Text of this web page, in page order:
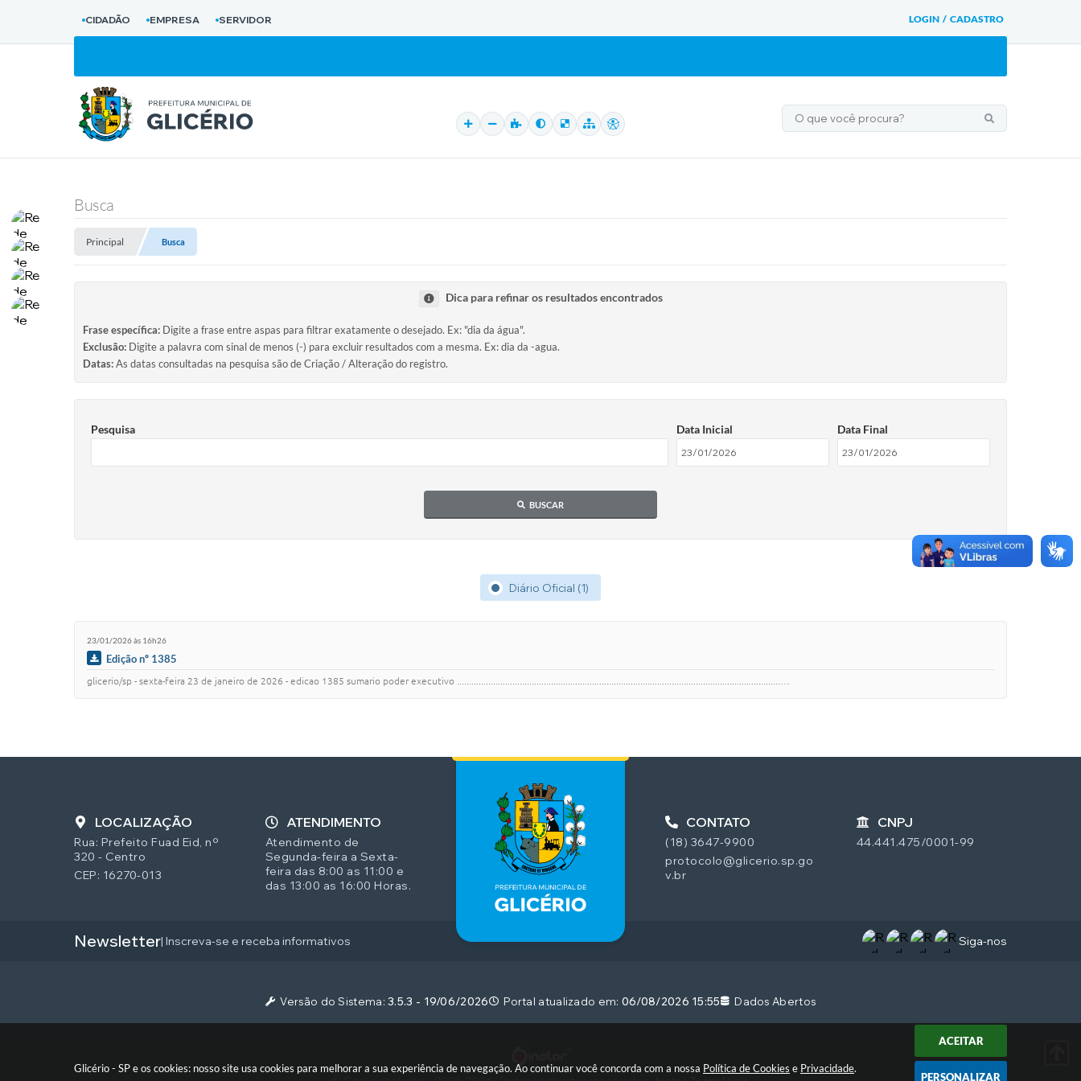
Glicério - SP e os cookies: nosso site usa cookies para melhorar a sua experiência de navegação. Ao continuar você concorda com a nossa Política de Cookies e Privacidade.
ACEITAR
PERSONALIZAR
LOGIN / CADASTRO
CIDADÃO EMPRESA SERVIDOR
Busca
Principal Busca
Dica para refinar os resultados encontrados
Frase específica: Digite a frase entre aspas para filtrar exatamente o desejado. Ex: "dia da água".
Exclusão: Digite a palavra com sinal de menos (-) para excluir resultados com a mesma. Ex: dia da -agua.
Datas:As datas consultadas na pesquisa são de Criação / Alteração do registro.
Pesquisa Data Inicial Data Final
BUSCAR
Diário Oficial (1)
23/01/2026 às 16h26
Edição nº 1385
glicerio/sp - sexta-feira 23 de janeiro de 2026 - edicao 1385 sumario poder executivo ......................................................................................................................................…
Siga-nos
LOCALIZAÇÃO
Rua: Prefeito Fuad Eid, nº
320 - Centro
CEP: 16270-013
CONTATO
(18) 3647-9900
protocolo@glicerio.sp.go
v.br
ATENDIMENTO
Atendimento de
Segunda-feira a Sexta-
feira das 8:00 as 11:00 e
das 13:00 as 16:00 Horas.
CNPJ
44.441.475/0001-99
Newsletter| Inscreva-se e receba informativos
Versão do Sistema:3.5.3 - 19/06/2026 Portal atualizado em: 06/08/2026 15:55 Dados Abertos